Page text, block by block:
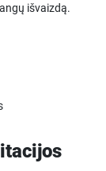
išvaizdą.